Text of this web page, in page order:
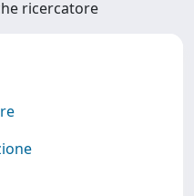
ricercatore